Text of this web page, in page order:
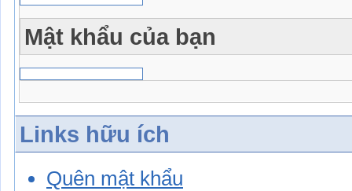
Mật khẩu của bạn
Links hữu ích
Quên mật khẩu